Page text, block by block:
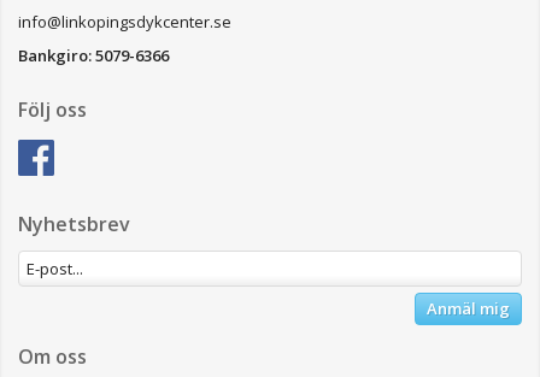
info@linkopingsdykcenter.se
Bankgiro: 5079-6366
Följ oss
Nyhetsbrev
Anmäl mig
Om oss